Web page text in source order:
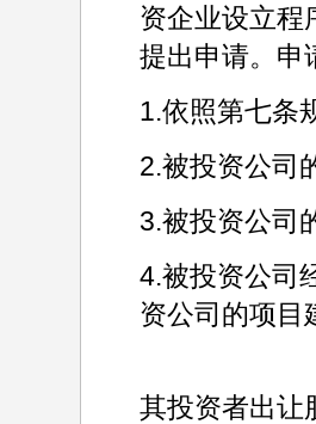
资企业设立程
提出申请。申
1.依照第七条
2.被投资公司
3.被投资公司
4.被投资公司
资公司的项目
其投资者出让